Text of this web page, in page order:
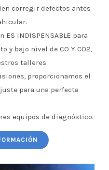
corregir defectos antes
INDISPENSABLE para
y bajo nivel de CO Y CO2,
talleres
proporcionamos el
para una perfecta
equipos de diagnóstico.